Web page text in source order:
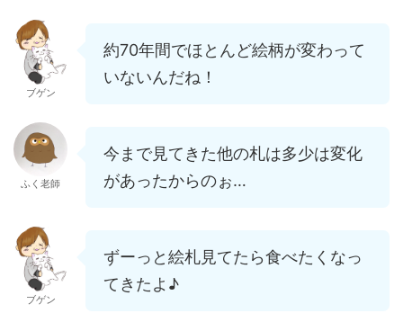
ブゲン
約70年間でほとんど絵柄が変わって
いないんだね！
ふく老師
今まで見てきた他の札は多少は変化
があったからのぉ…
ブゲン
ずーっと絵札見てたら食べたくなっ
てきたよ♪